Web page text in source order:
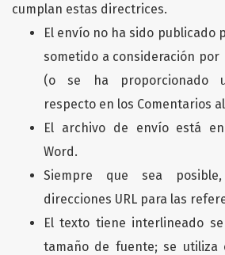
cumplan estas directrices.
El envío no ha sido publicado
sometido a consideración
(o se ha proporcionado
respecto en los Comentarios
El archivo de envío está
Word.
Siempre que sea
direcciones URL para las
El texto tiene interlineado
tamaño de fuente; se utiliza